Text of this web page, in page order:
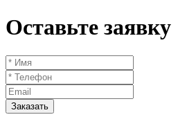
Оставьте заявку